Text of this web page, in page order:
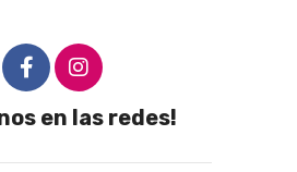
en las redes!